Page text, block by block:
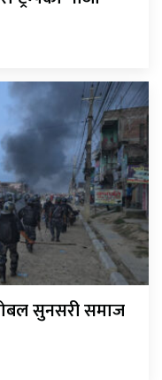
सुनसरी समाज